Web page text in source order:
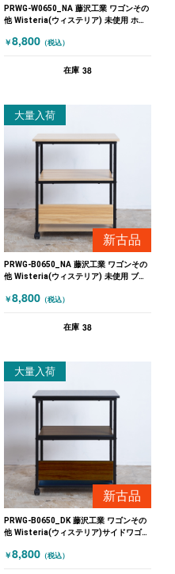
PRWG-W0650_NA 藤沢工業 ワゴンその
他 Wisteria(ウィステリア) 未使用 ホワ
￥8,800 （税込）
在庫 38
大量入荷
新古品
PRWG-B0650_NA 藤沢工業 ワゴンその
他 Wisteria(ウィステリア) 未使用 ブラ
￥8,800 （税込）
在庫 38
大量入荷
新古品
PRWG-B0650_DK 藤沢工業 ワゴンその
他 Wisteria(ウィステリア)サイドワゴン
￥8,800 （税込）